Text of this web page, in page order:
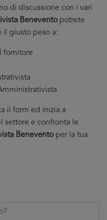
di discussione con i vari
Beneventopotrete
il giusto peso a:
fornitore
il form ed inizia a
settore e confronta le
Beneventoper la tua